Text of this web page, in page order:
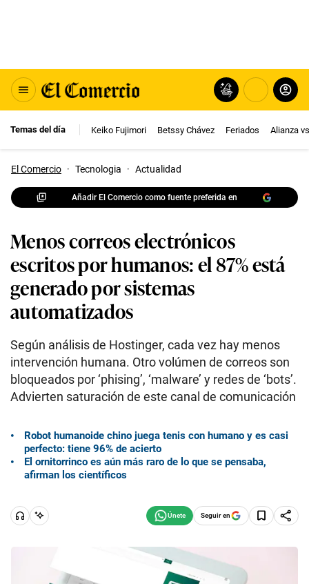
Temas del día Keiko Fujimori Betssy Chávez Feriados Alianza
El Comercio · Tecnologia · Actualidad
Añadir El Comercio como fuente preferida en
Menos correos electrónicos
escritos por humanos: el 87% está
generado por sistemas
automatizados
Según análisis de Hostinger, cada vez hay menos
intervención humana. Otro volúmen de correos son
bloqueados por ‘phising’, ‘malware’ y redes de ‘bots’.
Advierten saturación de este canal de comunicación
Robot humanoide chino juega tenis con humano y es casi
perfecto: tiene 96% de acierto
El ornitorrinco es aún más raro de lo que se pensaba,
afirman los científicos
Seguir en